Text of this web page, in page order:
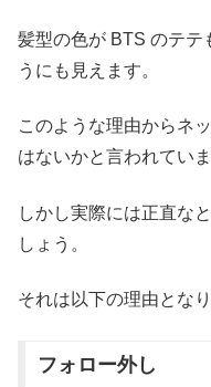
髪型の色が BTS のテテ
うにも見えます。
このような理由からネ
はないかと言われていま
しかし実際には正直な
しょう。
それは以下の理由となり
フォロー外し